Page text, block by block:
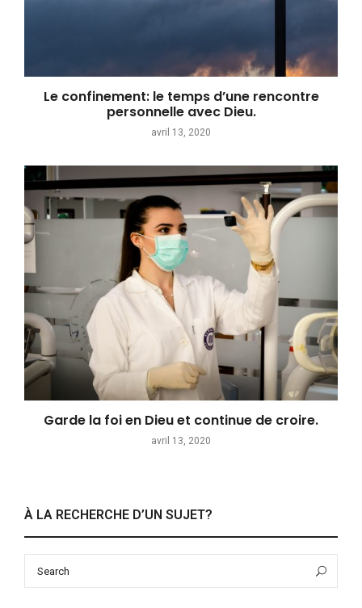
Le confinement: le temps d’une rencontre
personnelle avec Dieu.
avril 13, 2020
Garde la foi en Dieu et continue de croire.
avril 13, 2020
À LA RECHERCHE D’UN SUJET?